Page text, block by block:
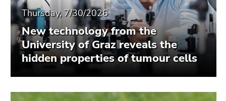
Thursday, 7/30/2026
New technology from the
University of Graz reveals the
hidden properties of tumour cells